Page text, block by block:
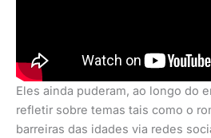
Eles ainda puderam, ao longo do
refletir sobre temas tais como o
barreiras das idades via redes